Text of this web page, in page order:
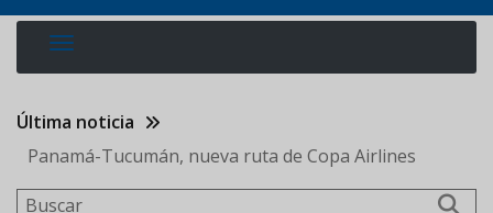
Última noticia
Panamá-Tucumán, nueva ruta de Copa Airlines
Buscar